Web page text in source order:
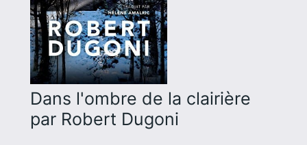
Dans l'ombre de la clairière
par Robert Dugoni